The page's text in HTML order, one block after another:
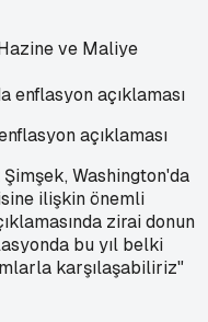
ve Maliye
açıklaması
Washington'da
ilişkin önemli
zirai donun
bu yıl belki
karşılaşabiliriz"